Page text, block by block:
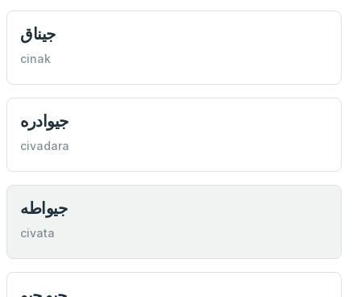
جيناق
cinak
جيوادره
civadara
جيواطه
civata